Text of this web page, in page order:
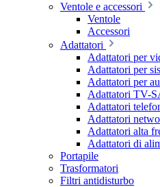
Ventole e accessori
Ventole
Accessori
Adattatori
Adattatori per
Adattatori per
Adattatori per
Adattatori TV-
Adattatori
Adattatori
Adattatori alta
Adattatori di
Portapile
Trasformatori
Filtri antidisturbo